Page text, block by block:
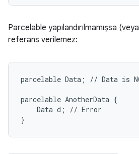
Parcelable yapılandırılmamışsa
referans verilemez:
parcelable Data; // Data is
parcelable AnotherData {
    Data d; // Error